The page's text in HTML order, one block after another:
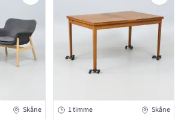
Skåne 1 timme Skåne